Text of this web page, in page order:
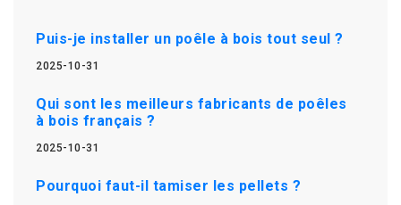
Puis-je installer un poêle à bois tout seul ?
2025-10-31
Qui sont les meilleurs fabricants de poêles
à bois français ?
2025-10-31
Pourquoi faut-il tamiser les pellets ?